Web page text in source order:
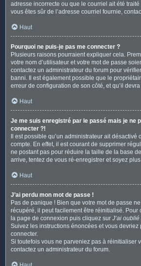
adresse incorrecte ou que le courriel ait été
vous êtes sûr de l’adresse courriel fournie,
Haut
Pourquoi ne puis-je pas me connecter ?
Plusieurs raisons pourraient expliquer cela.
votre nom d’utilisateur et votre mot de passe
contactez un administrateur du forum pour
banni. Il est également possible que le
erreur de configuration de son côté, et qu’il
Haut
Je me suis enregistré par le passé mais je ne
connecter ?!
Il est possible qu’un administrateur ait désactivé
compte. En effet, il est courant de supprimer
ne postant pas pour réduire la taille de la base
arrive, tentez de vous ré-enregistrer et soyez
Haut
J’ai perdu mon mot de passe !
Pas de panique ! Bien que votre mot de passe
récupéré, il peut facilement être réinitialisé. Pour
la page de connexion puis cliquez sur J’ai
Suivez les instructions énoncées et vous
connecter.
Si toutefois vous ne parveniez pas à réinitialiser
contactez un administrateur du forum.